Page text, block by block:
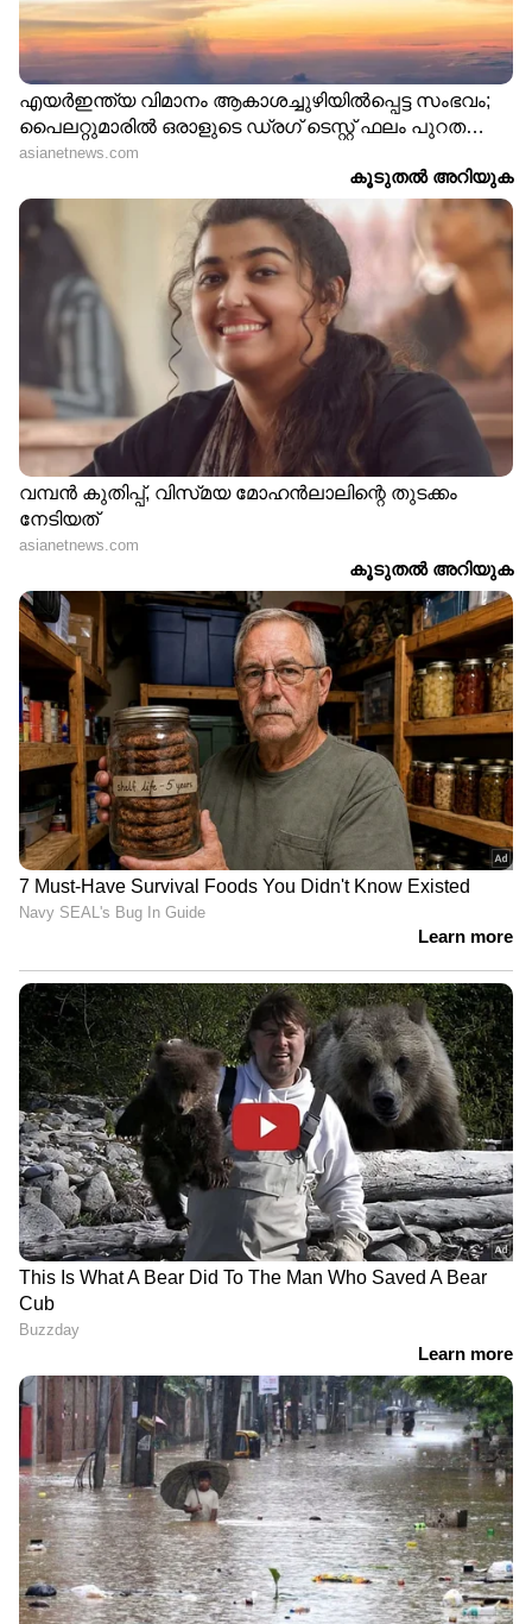
'അമ്മ വിളി' പ്രശ്നം; മാപ്പ്
കാര്യത്തിൽ മാത്രം
അന്നയാൾ ബ്ലേഡ് കൊണ്ട്
കീറി ! ചിലർ കടിക്കും,
മാന്തും, ഒരിക്കലും മറക്കില്ല
ഞാൻ; 25 വർഷത്തെ
അനുഭവവുമായി രഞ്ജിനി
ഹരിദാസ്
ഓ​ഗസ്റ്റിൽ നിമിഷ്
രവിയുമായി വിവാഹം ?
അച്ഛന്റെ
തുറന്നുപറച്ചിലിനെ കുറിച്ച്
അഹാന കൃഷ്ണ
'4-ാം വയസിൽ ലൈം​
ഗികാതിക്രമം, 18ൽ
വിവാഹം, ഭർത്താവിന്
പരസ്ത്രീ ബന്ധം, ​ഗർഭം
LATEST VIDEOS
വെള്ളമിറങ്ങി, എ.സി റോഡിൽ
വാഹനങ്ങളോടി; പക്ഷെ
ദുരിതമൊഴിയാതെ കുട്ടനാട്ടിലെ
ജനജീവിതം | Alappzha | Rain
'അർജുൻ ആയങ്കിയെ നേരിൽ
കണ്ടിട്ടുകൂടിയില്ല, എന്നിട്ടും
ഞങ്ങളുടെ വീടുകളിൽ കയറി' |
Arjun Aayanki